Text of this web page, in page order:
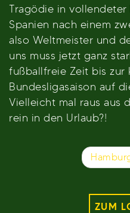
Tragödie in vollendeter
Spanien nach einem
also Weltmeister und
uns muss jetzt ganz
fußballfreie Zeit bis zur
Bundesligasaison auf
Vielleicht mal raus aus
rein in den Urlaub?!
ZUM